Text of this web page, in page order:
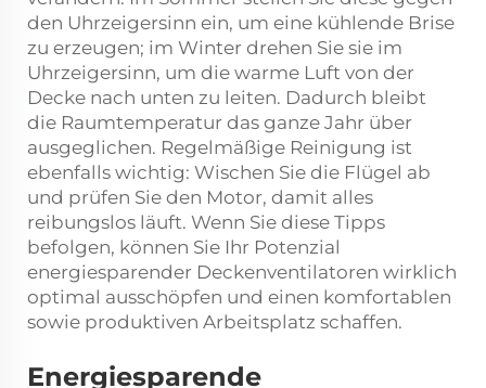
den Uhrzeigersinn ein, um eine kühlende Brise
zu erzeugen; im Winter drehen Sie sie im
Uhrzeigersinn, um die warme Luft von der
Decke nach unten zu leiten. Dadurch bleibt
die Raumtemperatur das ganze Jahr über
ausgeglichen. Regelmäßige Reinigung ist
ebenfalls wichtig: Wischen Sie die Flügel ab
und prüfen Sie den Motor, damit alles
reibungslos läuft. Wenn Sie diese Tipps
befolgen, können Sie Ihr Potenzial
energiesparender Deckenventilatoren wirklich
optimal ausschöpfen und einen komfortablen
sowie produktiven Arbeitsplatz schaffen.
Energiesparende